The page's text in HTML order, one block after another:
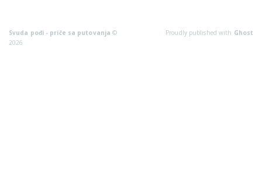
Svuda pođi - priče sa putovanja ©
2026
Proudly published with Ghost